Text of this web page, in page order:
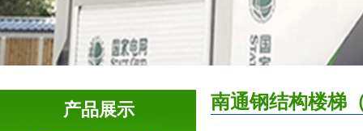
产品展示 南通钢结构楼梯